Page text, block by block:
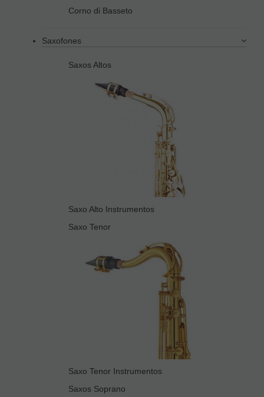
Corno di Basseto
Saxofones
Saxos Altos
Saxo Alto Instrumentos
Saxo Tenor
Saxo Tenor Instrumentos
Saxos Soprano